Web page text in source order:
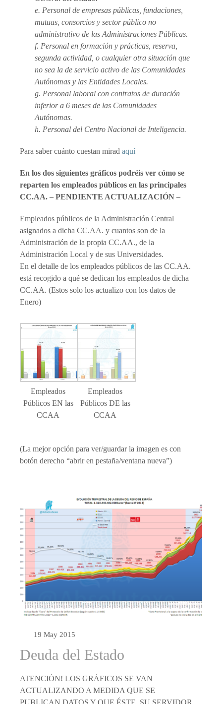
e. Personal de empresas públicas, fundaciones,
mutuas, consorcios y sector público no
administrativo de las Administraciones Públicas.
f. Personal en formación y prácticas, reserva,
segunda actividad, o cualquier otra situación que
no sea la de servicio activo de las Comunidades
Autónomas y las Entidades Locales.
g. Personal laboral con contratos de duración
inferior a 6 meses de las Comunidades
Autónomas.
h. Personal del Centro Nacional de Inteligencia.
Para saber cuánto cuestan mirad aquí
En los dos siguientes gráficos podréis ver cómo se
reparten los empleados públicos en las principales
CC.AA. – PENDIENTE ACTUALIZACIÓN –
Empleados públicos de la Administración Central
asignados a dicha CC.AA. y cuantos son de la
Administración de la propia CC.AA., de la
Administración Local y de sus Universidades.
En el detalle de los empleados públicos de las CC.AA.
está recogido a qué se dedican los empleados de dicha
CC.AA. (Estos solo los actualizo con los datos de
Enero)
Empleados
Públicos EN las
CCAA
Empleados
Públicos DE las
CCAA
(La mejor opción para ver/guardar la imagen es con
botón derecho “abrir en pestaña/ventana nueva”)
19 May 2015
Deuda del Estado
ATENCIÓN! LOS GRÁFICOS SE VAN
ACTUALIZANDO A MEDIDA QUE SE
PUBLICAN DATOS Y QUE ÉSTE, SU SERVIDOR